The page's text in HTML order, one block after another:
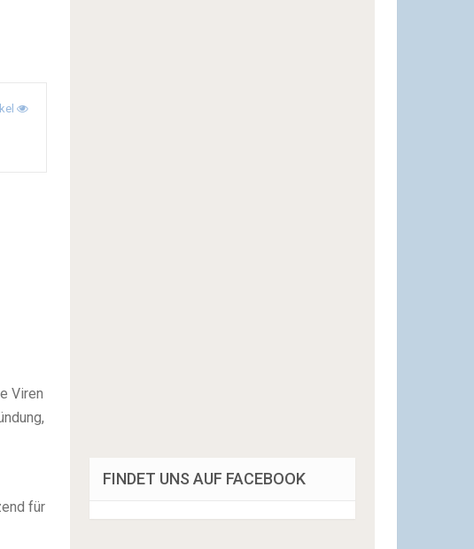
Viren
für
FINDET UNS AUF FACEBOOK